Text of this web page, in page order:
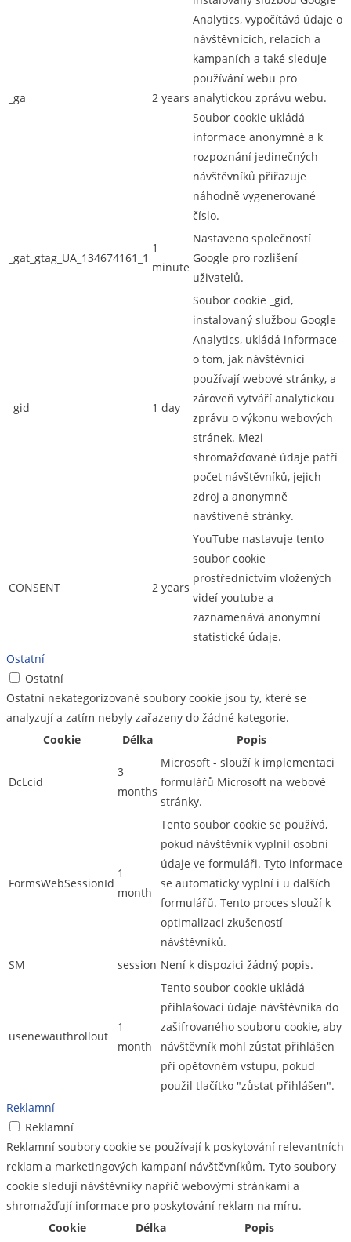
_ga 2 years
Analytics, vypočítává údaje o
návštěvnících, relacích a
kampaních a také sleduje
používání webu pro
analytickou zprávu webu.
Soubor cookie ukládá
informace anonymně a k
rozpoznání jedinečných
návštěvníků přiřazuje
náhodně vygenerované
číslo.
_gat_gtag_UA_134674161_1
1
minute
Nastaveno společností
Google pro rozlišení
uživatelů.
_gid 1 day
Soubor cookie _gid,
instalovaný službou Google
Analytics, ukládá informace
o tom, jak návštěvníci
používají webové stránky, a
zároveň vytváří analytickou
zprávu o výkonu webových
stránek. Mezi
shromažďované údaje patří
počet návštěvníků, jejich
zdroj a anonymně
navštívené stránky.
CONSENT 2 years
YouTube nastavuje tento
soubor cookie
prostřednictvím vložených
videí youtube a
zaznamenává anonymní
statistické údaje.
Ostatní
Ostatní
Ostatní nekategorizované soubory cookie jsou ty, které se
analyzují a zatím nebyly zařazeny do žádné kategorie.
Cookie
Délka Popis
DcLcid
3
months
Microsoft - slouží k implementaci
formulářů Microsoft na webové
stránky.
FormsWebSessionId
1
month
Tento soubor cookie se používá,
pokud návštěvník vyplnil osobní
údaje ve formuláři. Tyto informace
se automaticky vyplní i u dalších
formulářů. Tento proces slouží k
optimalizaci zkušeností
návštěvníků.
SM
session Není k dispozici žádný popis.
usenewauthrollout
1
month
Tento soubor cookie ukládá
přihlašovací údaje návštěvníka do
zašifrovaného souboru cookie, aby
návštěvník mohl zůstat přihlášen
při opětovném vstupu, pokud
použil tlačítko "zůstat přihlášen".
Reklamní
Reklamní
Reklamní soubory cookie se používají k poskytování relevantních
reklam a marketingových kampaní návštěvníkům. Tyto soubory
cookie sledují návštěvníky napříč webovými stránkami a
shromažďují informace pro poskytování reklam na míru.
Cookie
Délka Popis